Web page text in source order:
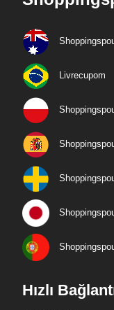
Livrecupom
Hızlı